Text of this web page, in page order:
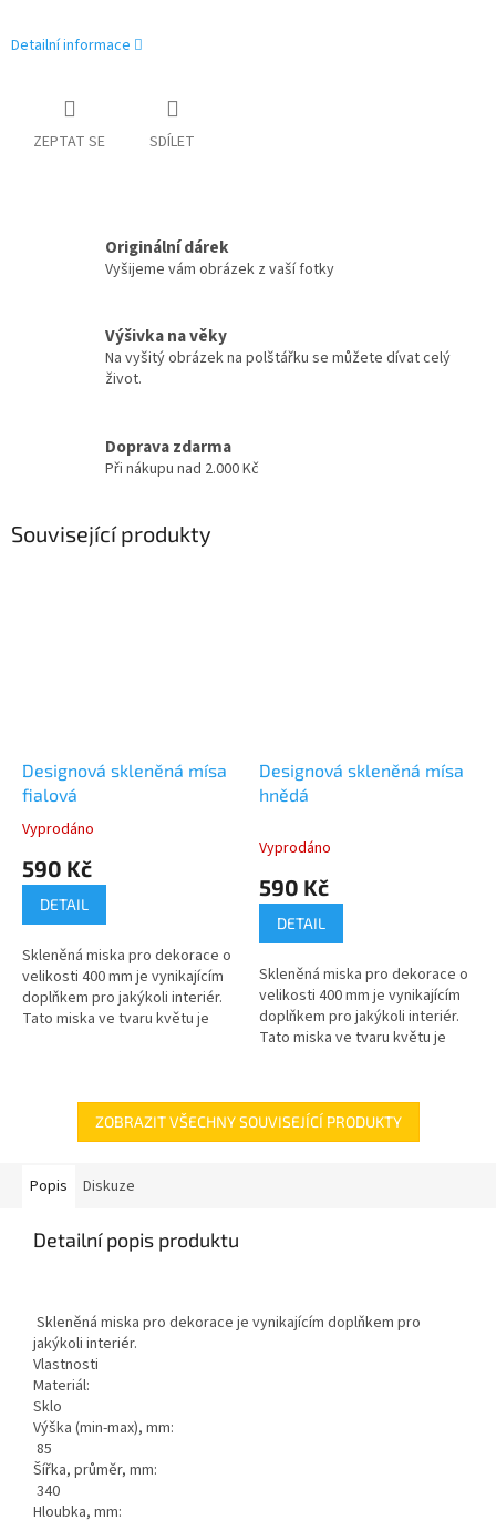
Detailní informace
ZEPTAT SE SDÍLET
Originální dárek
Vyšijeme vám obrázek z vaší fotky
Výšivka na věky
Na vyšitý obrázek na polštářku se můžete dívat celý
život.
Doprava zdarma
Při nákupu nad 2.000 Kč
Související produkty
Designová skleněná mísa
fialová
Průměrné
produktu
5
hvězdiček.
Vyprodáno
590 Kč
DETAIL
Skleněná miska pro dekorace o
velikosti 400 mm je vynikajícím
doplňkem pro jakýkoli interiér.
Tato miska ve tvaru květu je
Designová skleněná mísa
hnědá
Vyprodáno
590 Kč
DETAIL
Skleněná miska pro dekorace o
velikosti 400 mm je vynikajícím
doplňkem pro jakýkoli interiér.
Tato miska ve tvaru květu je
ZOBRAZIT VŠECHNY SOUVISEJÍCÍ PRODUKTY
Popis Diskuze
Detailní popis produktu
Skleněná miska pro dekorace je vynikajícím doplňkem pro
jakýkoli interiér.
Vlastnosti
Materiál:
Sklo
Výška (min-max), mm:
85
Šířka, průměr, mm:
340
Hloubka, mm: